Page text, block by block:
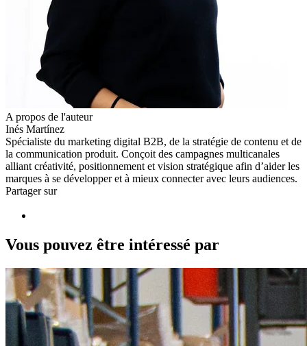
A propos de l'auteur
Inés Martínez
Spécialiste du marketing digital B2B, de la stratégie de contenu et de
la communication produit. Conçoit des campagnes multicanales
alliant créativité, positionnement et vision stratégique afin d’aider les
marques à se développer et à mieux connecter avec leurs audiences.
Partager sur
Vous pouvez être intéressé par